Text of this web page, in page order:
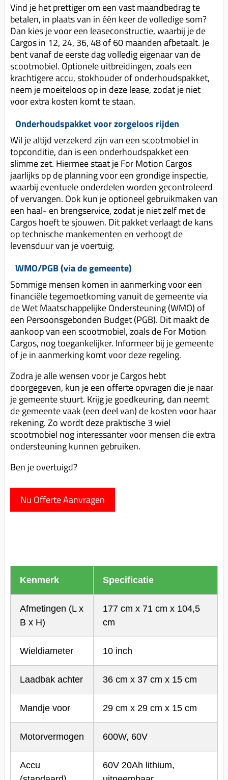
Vind je het prettiger om een vast maandbedrag te
betalen, in plaats van in één keer de volledige som?
Dan kies je voor een leaseconstructie, waarbij je de
Cargos in 12, 24, 36, 48 of 60 maanden afbetaalt. Je
bent vanaf de eerste dag volledig eigenaar van de
scootmobiel. Optionele uitbreidingen, zoals een
krachtigere accu, stokhouder of onderhoudspakket,
neem je moeiteloos op in deze lease, zodat je niet
voor extra kosten komt te staan.
Onderhoudspakket voor zorgeloos rijden
Wil je altijd verzekerd zijn van een scootmobiel in
topconditie, dan is een onderhoudspakket een
slimme zet. Hiermee staat je For Motion Cargos
jaarlijks op de planning voor een grondige inspectie,
waarbij eventuele onderdelen worden gecontroleerd
of vervangen. Ook kun je optioneel gebruikmaken van
een haal- en brengservice, zodat je niet zelf met de
Cargos hoeft te sjouwen. Dit pakket verlaagt de kans
op technische mankementen en verhoogt de
levensduur van je voertuig.
WMO/PGB (via de gemeente)
Sommige mensen komen in aanmerking voor een
financiële tegemoetkoming vanuit de gemeente via
de Wet Maatschappelijke Ondersteuning (WMO) of
een Persoonsgebonden Budget (PGB). Dit maakt de
aankoop van een scootmobiel, zoals de For Motion
Cargos, nog toegankelijker. Informeer bij je gemeente
of je in aanmerking komt voor deze regeling.
Zodra je alle wensen voor je Cargos hebt
doorgegeven, kun je een offerte opvragen die je naar
je gemeente stuurt. Krijg je goedkeuring, dan neemt
de gemeente vaak (een deel van) de kosten voor haar
rekening. Zo wordt deze praktische 3 wiel
scootmobiel nog interessanter voor mensen die extra
ondersteuning kunnen gebruiken.
Ben je overtuigd?
Nu Offerte Aanvragen
Kenmerk Specificatie
Afmetingen (L x
B x H)
177 cm x 71 cm x 104,5
cm
Wieldiameter 10 inch
Laadbak achter 36 cm x 37 cm x 15 cm
Mandje voor 29 cm x 29 cm x 15 cm
Motorvermogen 600W, 60V
Accu
60V 20Ah lithium,